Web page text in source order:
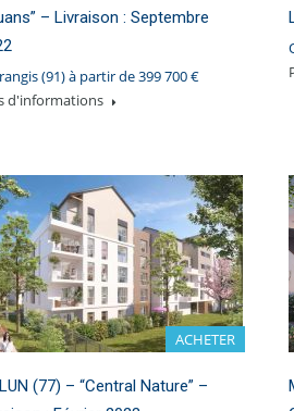
– Livraison : Septembre
(91) à partir de 399 700 €
d'informations
ACHETER
(77) – “Central Nature” –